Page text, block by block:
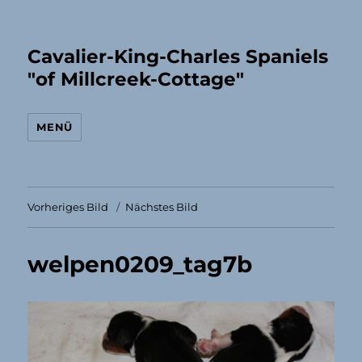
Cavalier-King-Charles Spaniels
"of Millcreek-Cottage"
MENÜ
Vorheriges Bild Nächstes Bild
welpen0209_tag7b